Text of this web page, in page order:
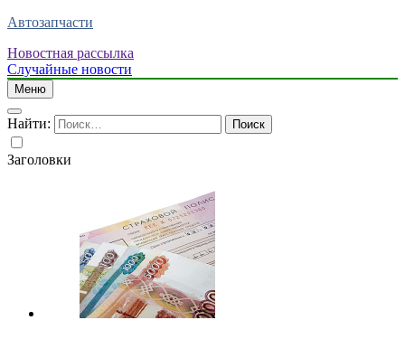
Автозапчасти
Новостная рассылка
Случайные новости
Меню
Найти:
Заголовки